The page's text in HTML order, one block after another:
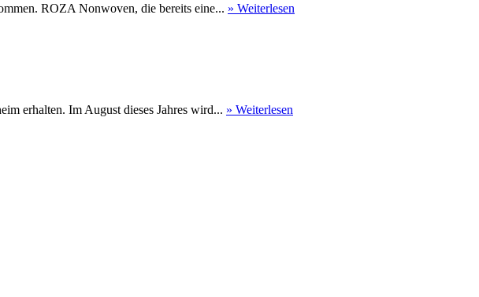
ROZA Nonwoven, die bereits eine... » Weiterlesen
erhalten. Im August dieses Jahres wird... » Weiterlesen